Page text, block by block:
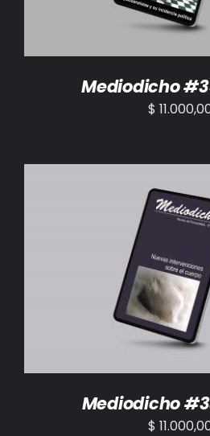
Mediodicho
$
AÑADIR AL CARRITO
Mediodicho
$